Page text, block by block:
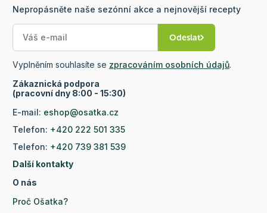
Nepropásněte naše sezónní akce a nejnovější recepty
Odeslat
Vyplněním souhlasíte se zpracováním osobních údajů.
Zákaznická podpora
(pracovní dny 8:00 - 15:30)
E-mail: eshop@osatka.cz
Telefon: +420 222 501 335
Telefon: +420 739 381 539
Další kontakty
O nás
Proč Ošatka?